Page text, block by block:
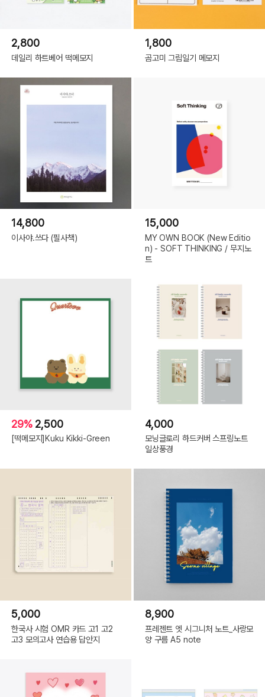
2,800
데일리 하트베어 떡메모지
1,800
곰고미 그림일기 메모지
14,800
이사야.쓰다 (필사책)
15,000
MY OWN BOOK (New Editio
n) - SOFT THINKING / 무지노
트
29% 2,500
[떡메모지]Kuku Kikki-Green
4,000
모닝글로리 하드커버 스프링노트
일상풍경
5,000
한국사 시험 OMR 카드 고1 고2
고3 모의고사 연습용 답안지
8,900
프레젠트 엣 시그니처 노트_사랑모
양 구름 A5 note